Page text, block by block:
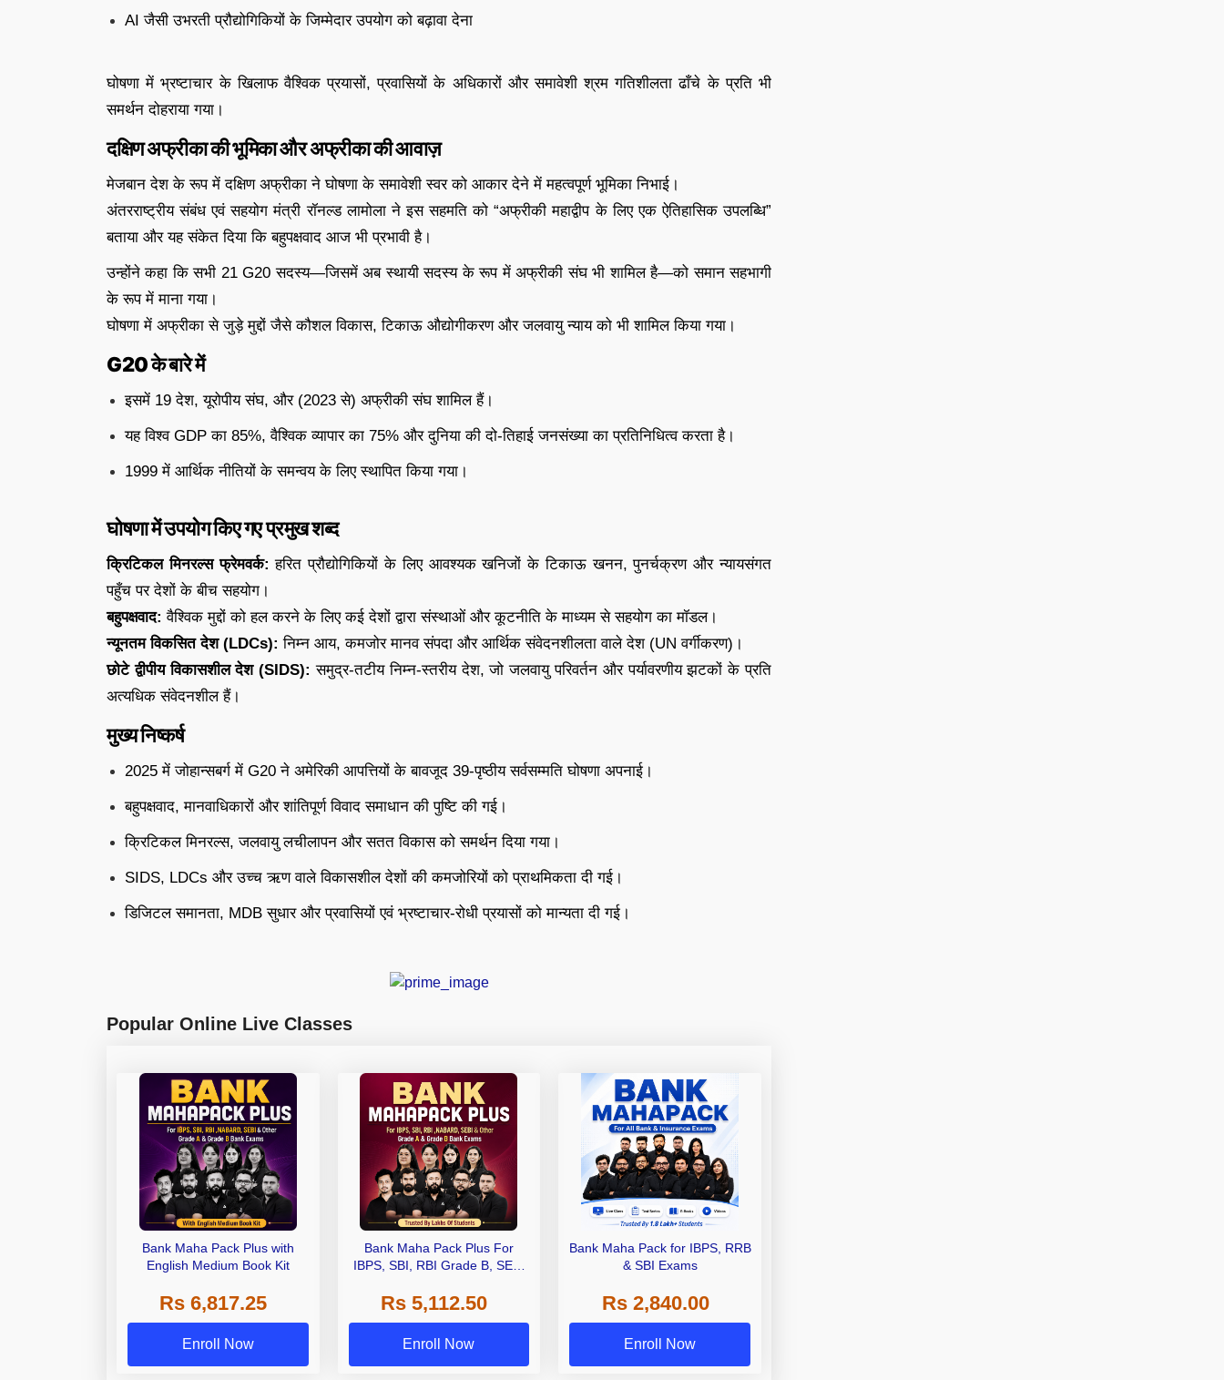
AI जैसी उभरती प्रौद्योगिकियों के जिम्मेदार उपयोग को बढ़ावा देना
घोषणा में भ्रष्टाचार के खिलाफ वैश्विक प्रयासों, प्रवासियों के अधिकारों और समावेशी श्रम गतिशीलता ढाँचे के प्रति भी
समर्थन दोहराया गया।
दक्षिण अफ्रीका की भूमिका और अफ्रीका की आवाज़
मेजबान देश के रूप में दक्षिण अफ्रीका ने घोषणा के समावेशी स्वर को आकार देने में महत्वपूर्ण भूमिका निभाई।
अंतरराष्ट्रीय संबंध एवं सहयोग मंत्री रॉनल्ड लामोला ने इस सहमति को “अफ्रीकी महाद्वीप के लिए एक ऐतिहासिक उपलब्धि”
बताया और यह संकेत दिया कि बहुपक्षवाद आज भी प्रभावी है।
उन्होंने कहा कि सभी 21 G20 सदस्य—जिसमें अब स्थायी सदस्य के रूप में अफ्रीकी संघ भी शामिल है—को समान सहभागी
के रूप में माना गया।
घोषणा में अफ्रीका से जुड़े मुद्दों जैसे कौशल विकास, टिकाऊ औद्योगीकरण और जलवायु न्याय को भी शामिल किया गया।
G20 के बारे में
इसमें 19 देश, यूरोपीय संघ, और (2023 से) अफ्रीकी संघ शामिल हैं।
यह विश्व GDP का 85%, वैश्विक व्यापार का 75% और दुनिया की दो-तिहाई जनसंख्या का प्रतिनिधित्व करता है।
1999 में आर्थिक नीतियों के समन्वय के लिए स्थापित किया गया।
घोषणा में उपयोग किए गए प्रमुख शब्द
क्रिटिकल मिनरल्स फ्रेमवर्क: हरित प्रौद्योगिकियों के लिए आवश्यक खनिजों के टिकाऊ खनन, पुनर्चक्रण और न्यायसंगत
पहुँच पर देशों के बीच सहयोग।
बहुपक्षवाद: वैश्विक मुद्दों को हल करने के लिए कई देशों द्वारा संस्थाओं और कूटनीति के माध्यम से सहयोग का मॉडल।
न्यूनतम विकसित देश (LDCs): निम्न आय, कमजोर मानव संपदा और आर्थिक संवेदनशीलता वाले देश (UN वर्गीकरण)।
छोटे द्वीपीय विकासशील देश (SIDS): समुद्र-तटीय निम्न-स्तरीय देश, जो जलवायु परिवर्तन और पर्यावरणीय झटकों के प्रति
अत्यधिक संवेदनशील हैं।
मुख्य निष्कर्ष
2025 में जोहान्सबर्ग में G20 ने अमेरिकी आपत्तियों के बावजूद 39-पृष्ठीय सर्वसम्मति घोषणा अपनाई।
बहुपक्षवाद, मानवाधिकारों और शांतिपूर्ण विवाद समाधान की पुष्टि की गई।
क्रिटिकल मिनरल्स, जलवायु लचीलापन और सतत विकास को समर्थन दिया गया।
SIDS, LDCs और उच्च ऋण वाले विकासशील देशों की कमजोरियों को प्राथमिकता दी गई।
डिजिटल समानता, MDB सुधार और प्रवासियों एवं भ्रष्टाचार-रोधी प्रयासों को मान्यता दी गई।
Popular Online Live Classes
Bank Maha Pack Plus with
English Medium Book Kit
Rs 6,817.25
Enroll Now
Bank Maha Pack Plus For
IBPS, SBI, RBI Grade B, SEBI
Other Grade A & Grade B Bank
Exams
Rs 5,112.50
Enroll Now
Bank Maha Pack for IBPS, RRB
& SBI Exams
Rs 2,840.00
Enroll Now